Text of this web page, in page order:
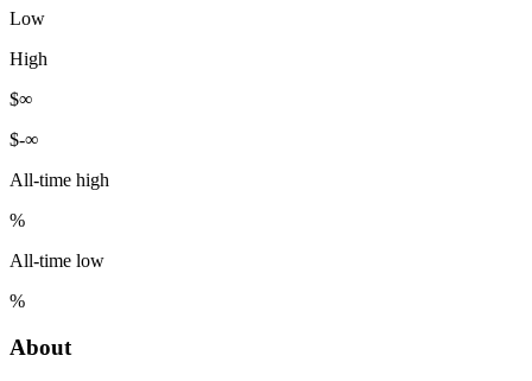
Low
High
$∞
$-∞
All-time high
%
All-time low
%
About